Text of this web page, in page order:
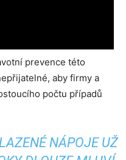
prevence této
aby firmy a
počtu případů
NÁPOJE UŽ